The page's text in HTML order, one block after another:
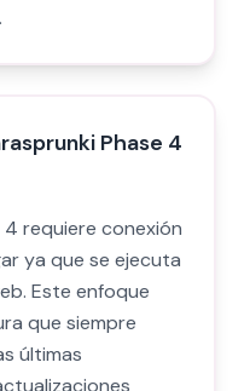
Phase 4
4 requiere conexión
ya que se ejecuta
Este enfoque
que siempre
últimas